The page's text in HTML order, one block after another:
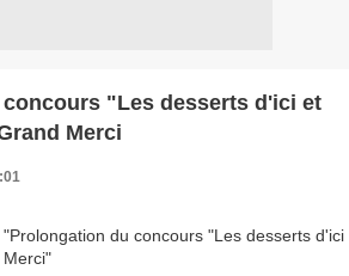
"Les desserts d'ici et
Merci